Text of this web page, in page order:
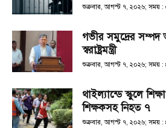
শুক্রবার, আগস্ট ৭, ২০২৬; সময় :
গভীর সমুদ্রের সম্পদ
স্বরাষ্ট্রমন্ত্রী
শুক্রবার, আগস্ট ৭, ২০২৬; সময় :
থাইল্যান্ডে স্কুলে
শিক্ষকসহ নিহত ৭
শুক্রবার, আগস্ট ৭, ২০২৬; সময় :